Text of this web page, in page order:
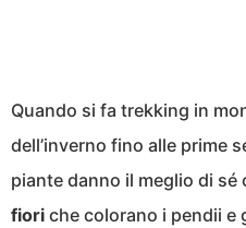
Quando si fa trekking in
dell’inverno fino alle prime
piante danno il meglio di sé
fiori che colorano i pendii e